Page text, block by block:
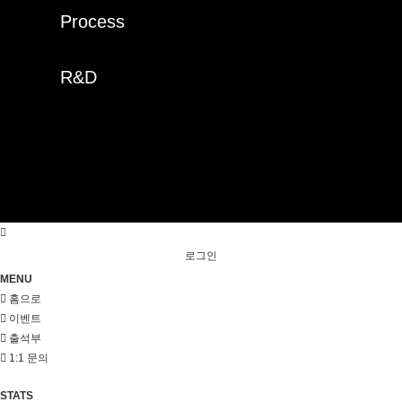
Process
R&D
로그인
MENU
홈으로
이벤트
출석부
1:1 문의
STATS